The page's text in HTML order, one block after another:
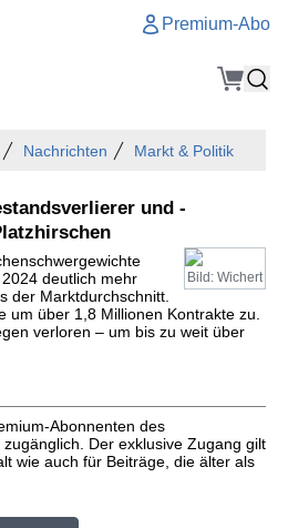
Premium-Abo
Nachrichten Markt & Politik
und -
Bild: Wichert
deutlich mehr
der Marktdurchschnitt.
um über 1,8 Millionen Kontrakte zu.
verloren – um bis zu weit über
Abonnenten des
Der exklusive Zugang gilt
wie auch für Beiträge, die älter als